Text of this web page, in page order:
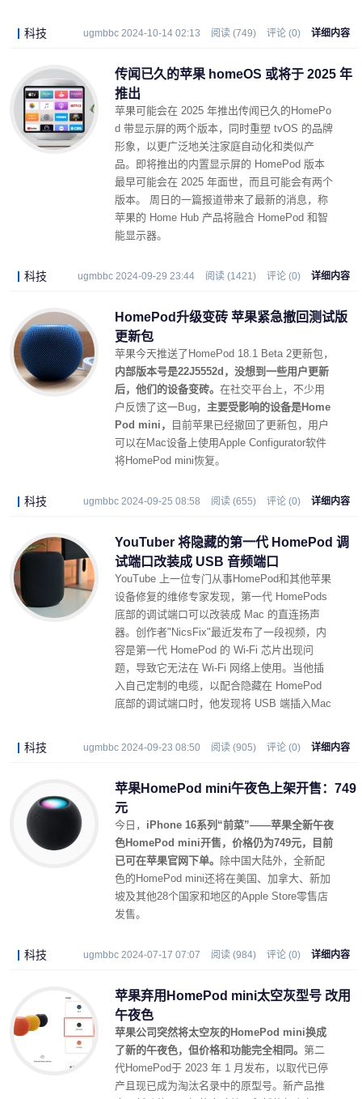
科技 ugmbbc 2024-10-14 02:13 阅读 (749) 评论 (0) 详细内容
传闻已久的苹果 homeOS 或将于 2025 年
推出
苹果可能会在 2025 年推出传闻已久的HomePo
d 带显示屏的两个版本，同时重塑 tvOS 的品牌
形象，以更广泛地关注家庭自动化和类似产
品。即将推出的内置显示屏的 HomePod 版本
最早可能会在 2025 年面世，而且可能会有两个
版本。 周日的一篇报道带来了最新的消息，称
苹果的 Home Hub 产品将融合 HomePod 和智
能显示器。
科技 ugmbbc 2024-09-29 23:44 阅读 (1421) 评论 (0) 详细内容
HomePod升级变砖 苹果紧急撤回测试版
更新包
苹果今天推送了HomePod 18.1 Beta 2更新包，
内部版本号是22J5552d，没想到一些用户更新
后，他们的设备变砖。 在社交平台上，不少用
户反馈了这一Bug， 主要受影响的设备是Home
Pod mini，
目前苹果已经撤回了更新包，用户
可以在Mac设备上使用Apple Configurator软件
将HomePod mini恢复。
科技 ugmbbc 2024-09-25 08:58 阅读 (655) 评论 (0) 详细内容
YouTuber 将隐藏的第一代 HomePod 调
试端口改装成 USB 音频端口
YouTube 上一位专门从事HomePod和其他苹果
设备修复的维修专家发现，第一代 HomePods
底部的调试端口可以改装成 Mac 的直连扬声
器。创作者"NicsFix"最近发布了一段视频，内
容是第一代 HomePod 的 Wi-Fi 芯片出现问
题，导致它无法在 Wi-Fi 网络上使用。当他插
入自己定制的电缆，以配合隐藏在 HomePod
底部的调试端口时，他发现将 USB 端插入Mac
科技 ugmbbc 2024-09-23 08:50 阅读 (905) 评论 (0) 详细内容
苹果HomePod mini午夜色上架开售：749
元
今日， iPhone 16系列“前菜”——苹果全新午夜
色HomePod mini开售，价格仍为749元，目前
已可在苹果官网下单。
除中国大陆外，全新配
色的HomePod mini还将在美国、加拿大、新加
坡及其他28个国家和地区的Apple Store零售店
发售。
科技 ugmbbc 2024-07-17 07:07 阅读 (984) 评论 (0) 详细内容
苹果弃用HomePod mini太空灰型号 改用
午夜色
苹果公司突然将太空灰的HomePod mini换成
了新的午夜色，但价格和功能完全相同。 第二
代HomePod于 2023 年 1 月发布，以取代已停
产且现已成为淘汰名录中的原型号。新产品推